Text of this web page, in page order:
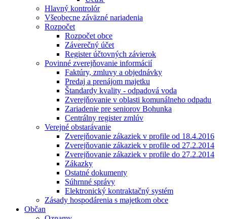
Hlavný kontrolór
Všeobecne záväzné nariadenia
Rozpočet
Rozpočet obce
Záverečný účet
Register účtovných závierok
Povinné zverejňovanie informácií
Faktúry, zmluvy a objednávky
Predaj a prenájom majetku
Štandardy kvality - odpadová voda
Zverejňovanie v oblasti komunálneho odpadu
Zariadenie pre seniorov Bohunka
Centrálny register zmlúv
Verejné obstarávanie
Zverejňovanie zákaziek v profile od 18.4.2016
Zverejňovanie zákaziek v profile od 27.2.2014
Zverejňovanie zákaziek v profile do 27.2.2014
Zákazky
Ostatné dokumenty
Súhrnné správy
Elektronický kontraktačný systém
Zásady hospodárenia s majetkom obce
Občan